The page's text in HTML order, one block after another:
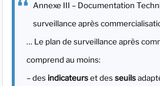
Annexe III – Documentation
surveillance après
… Le plan de surveillance après
comprend au moins:
– des indicateurset desseuils